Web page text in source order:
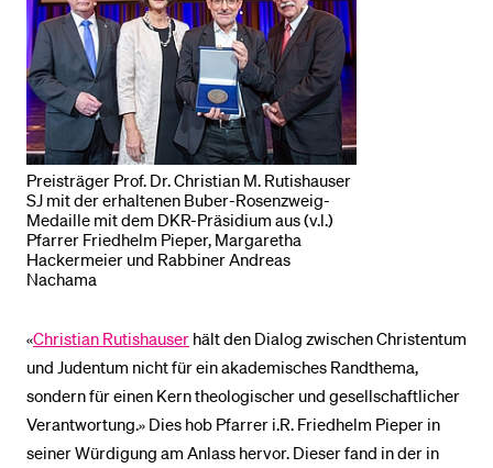
Preisträger Prof. Dr. Christian M. Rutishauser
SJ mit der erhaltenen Buber-Rosenzweig-
Medaille mit dem DKR-Präsidium aus (v.l.)
Pfarrer Friedhelm Pieper, Margaretha
Hackermeier und Rabbiner Andreas
Nachama
«Christian Rutishauser hält den Dialog zwischen Christentum
und Judentum nicht für ein akademisches Randthema,
sondern für einen Kern theologischer und gesellschaftlicher
Verantwortung.» Dies hob Pfarrer i.R. Friedhelm Pieper in
seiner Würdigung am Anlass hervor. Dieser fand in der in
Anmeldung und Zulassung